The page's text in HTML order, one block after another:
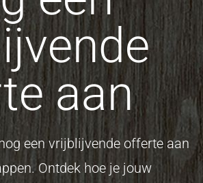
aan
een vrijblijvende offerte aan
Ontdek hoe je jouw